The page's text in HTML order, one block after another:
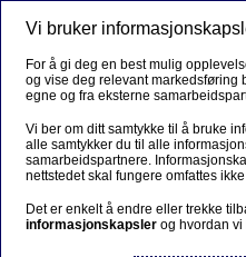
Vi bruker
For å gi deg en best mulig
og vise deg relevant markedsføring
egne og fra eksterne
Vi ber om ditt samtykke til å bruke
alle samtykker du til alle
samarbeidspartnere.
nettstedet skal fungere omfattes
Det er enkelt å endre eller trekke
informasjonskapsler og hvordan vi